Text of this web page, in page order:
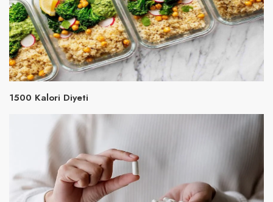
1500 Kalori Diyeti